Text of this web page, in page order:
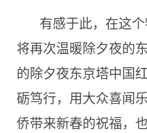
有感于此，在这
将再次温暖除夕夜的
的除夕夜东京塔中国
砺笃行，用大众喜闻
侨带来新春的祝福，